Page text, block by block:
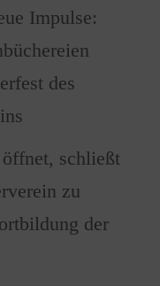
Impulse:
des
öffnet, schließt
zu
der